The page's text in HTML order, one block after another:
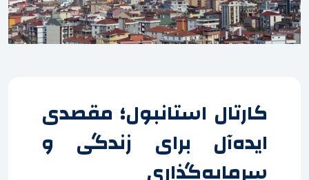
کارتال استانبول؛ مقصدی
ایده‌آل برای زندگی و
سرمایه‌گذاری